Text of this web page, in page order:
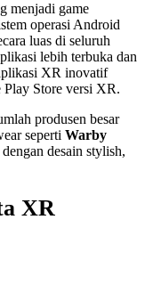
menjadi game
operasi Android
luas di seluruh
lebih terbuka dan
XR inovatif
Store versi XR.
produsen besar
seperti Warby
desain stylish,
XR